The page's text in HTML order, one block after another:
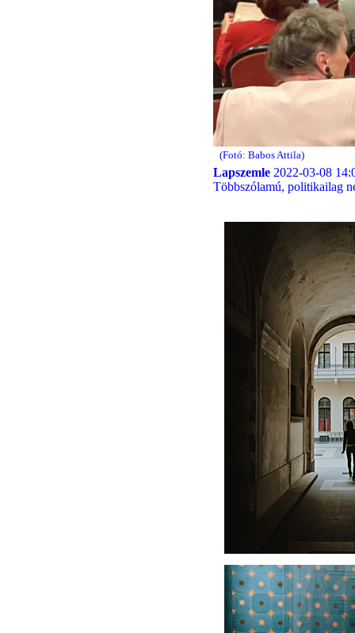
(Fotó: Babos Attila)
Lapszemle 2022-03-08
Többszólamú, politikailag